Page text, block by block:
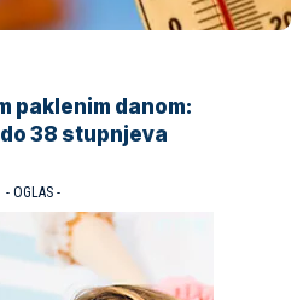
paklenim danom:
38 stupnjeva
- OGLAS -